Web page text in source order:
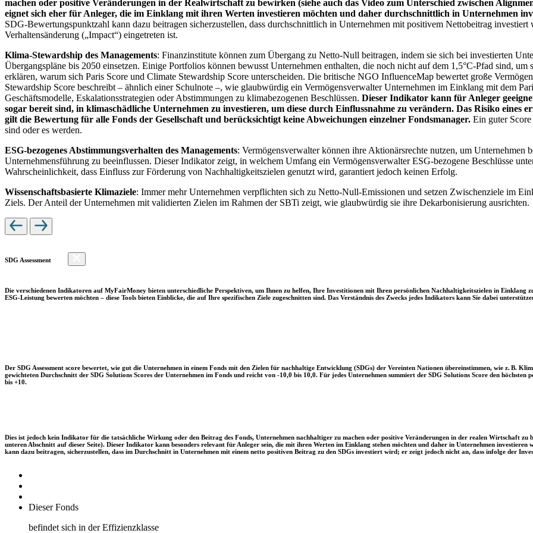
machen oder positive Veränderungen in der Realwirtschaft zu bewirken (siehe auch das Video zum Unterschied zwischen
eignet sich eher für Anleger, die im Einklang mit ihren Werten investieren möchten und daher durchschnittlich in Unternehmen
SDG-Bewertungspunktzahl kann dazu beitragen sicherzustellen, dass durchschnittlich in Unternehmen mit positivem Nettobeitrag
Verhaltensänderung („Impact“) eingetreten ist.
Klima-Stewardship des Managements: Finanzinstitute können zum Übergang zu Netto-Null beitragen, indem sie sich bei investierten
Übergangspläne bis 2050 einsetzen. Einige Portfolios können bewusst Unternehmen enthalten, die noch nicht auf dem 1,5°C-Pfad sind,
erklären, warum sich Paris Score und Climate Stewardship Score unterscheiden. Die britische NGO InfluenceMap bewertet große
Stewardship Score beschreibt – ähnlich einer Schulnote –, wie glaubwürdig ein Vermögensverwalter Unternehmen im Einklang mit dem
Geschäftsmodelle, Eskalationsstrategien oder Abstimmungen zu klimabezogenen Beschlüssen. Dieser Indikator kann für Anleger
sogar bereit sind, in klimaschädliche Unternehmen zu investieren, um diese durch Einflussnahme zu verändern. Das Risiko eines
gilt die Bewertung für alle Fonds der Gesellschaft und berücksichtigt keine Abweichungen einzelner Fondsmanager. Ein guter
sind oder es werden.
ESG-bezogenes Abstimmungsverhalten des Managements: Vermögensverwalter können ihre Aktionärsrechte nutzen, um
Unternehmensführung zu beeinflussen. Dieser Indikator zeigt, in welchem Umfang ein Vermögensverwalter ESG-bezogene Beschlüsse
Wahrscheinlichkeit, dass Einfluss zur Förderung von Nachhaltigkeitszielen genutzt wird, garantiert jedoch keinen Erfolg.
Wissenschaftsbasierte Klimaziele: Immer mehr Unternehmen verpflichten sich zu Netto-Null-Emissionen und setzen Zwischenziele im
Ziels. Der Anteil der Unternehmen mit validierten Zielen im Rahmen der SBTi zeigt, wie glaubwürdig sie ihre Dekarbonisierung ausrichten.
SDG Assessment
Die verschiedenen Indikatoren auf MyFairMoney bieten unterschiedliche Perspektiven, um Ihnen zu helfen, Ihre Investitionen mit Ihren persönlichen Nachhaltigkeitszielen in Einklang
ESG-Leistung bewerten möchten – diese Tools bieten Einblicke, die auf Ihre spezifischen Ziele zugeschnitten sind. Das Verständnis des Zwecks jedes Indikators kann Sie dabei
Der SDG Assessment score bewertet, wie gut die Unternehmen in einem Fonds mit den Zielen für nachhaltige Entwicklung (SDGs) der Vereinten Nationen übereinstimmen, wie z. B.
gewichteten Durchschnitt der SDG Solutions Scores der Unternehmen im Fonds und reicht von -10,0 bis 10,0. Für jedes Unternehmen summiert der SDG Solutions Score den
bis +10.
Dies ist jedoch kein Indikator für die tatsächliche Wirkung oder den Beitrag des Fonds, Unternehmen nachhaltiger zu machen oder positive Veränderungen in der realen Wirtschaft zu
unteren Abschnitt auf dieser Seite). Dieser Indikator kann besonders relevant für Anleger sein, die mit ihren Werten im Einklang stehen möchten und daher in Unternehmen
kann dazu beitragen, sicherzustellen, dass im Durchschnitt in Unternehmen mit einem netto positiven Beitrag zu den SDGs investiert wird; er zeigt jedoch nicht an, dass infolge der
Dieser Fonds
befindet sich in der Effizienzklasse